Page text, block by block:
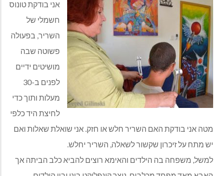
אני בודקת טונוס
חשמלי של
השריר, בפעולה
פשוטה שבה
מושיטים ידיים
לפנים ב-30
מעלות ותוך כדי
לחיצת היד כלפי
מטה אני בודקת האם השריר חלש או חזק. אני שואלת שאלות ואם
יש מתח על זיכרון שקשור לשאלה, השריר יחלש.
למשל, משפחה בה הילדים והאימא רוצים להביא כלב הביתה אך